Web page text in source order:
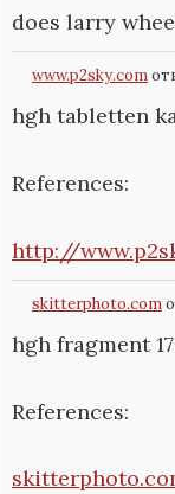
does larry
www.p2sky.com
hgh tabletten
References:
http://
skitterphoto.com
hgh fragment
References: